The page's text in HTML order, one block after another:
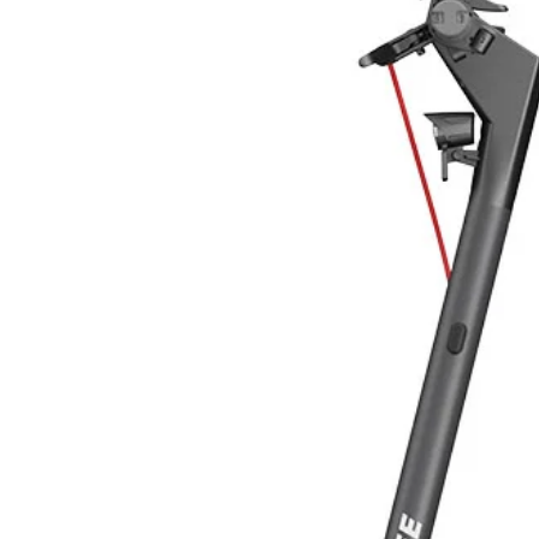
​- Installazione facile e veloce con
​- Ruote opzionali per rendere
​- Protezione IP24 contro Umidità
perfetto per essere installato
​- Prodotto conforme al
Il convettore elettrico Sirio è
- Un riscaldamento rapido ed
-​ Un Convettore che permetta un
modulazione della potenza in
accuratamente dal termostato
-​ Un riscaldatore facile da
occupi troppo spazio sulle pareti
-​ Un convettore che possa
SIRIO riscalda la tua casa
attraverso la griglia inferiore,
fuoriesce dalla griglia superiore.